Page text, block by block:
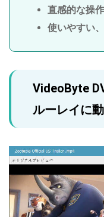
直感的な操
使いやすい
VideoByte
ルーレイに